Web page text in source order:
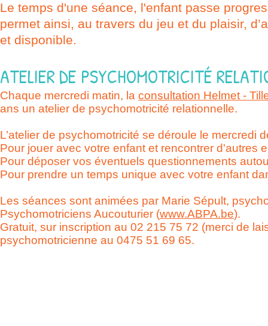
Le temps d'une séance, l'enfant passe
permet ainsi, au travers du jeu et du plaisir,
et disponible.
ATELIER DE PSYCHOMOTRICITÉ
Chaque mercredi matin, la consultation Helmet -
ans un atelier de psychomotricité relationnelle.
L’atelier de psychomotricité se déroule le
Pour jouer avec votre enfant et rencontrer d'autres
Pour déposer vos éventuels questionnements
Pour prendre un temps unique avec votre enfant
Les séances sont animées par Marie Sépult,
Psychomotriciens Aucouturier (www.ABPA.be).
Gratuit, sur inscription au 02 215 75 72 (merci de
psychomotricienne au 0475 51 69 65.